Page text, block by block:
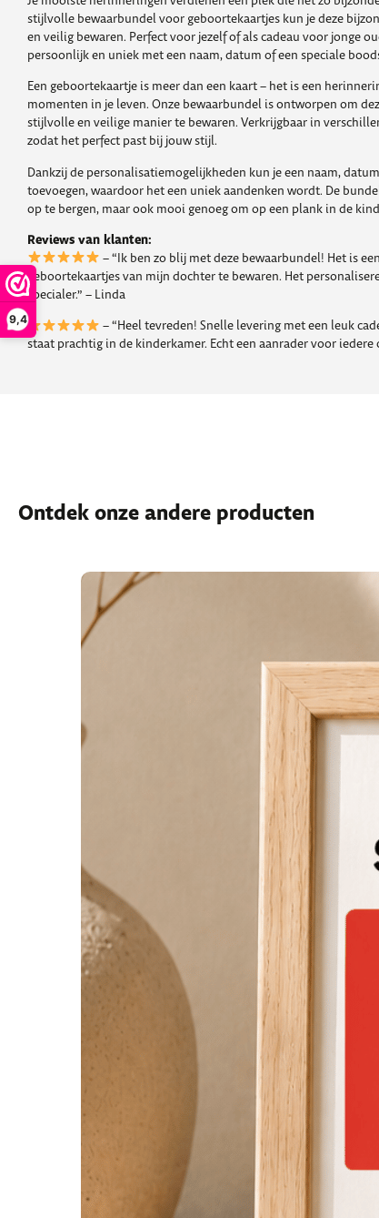
9,4
stijlvolle bewaarbundel voor geboortekaartjes kun je deze
en veilig bewaren. Perfect voor jezelf of als cadeau voor jonge
persoonlijk en uniek met een naam, datum of een speciale
Een geboortekaartje is meer dan een kaart – het is een
momenten in je leven. Onze bewaarbundel is ontworpen om
stijlvolle en veilige manier te bewaren. Verkrijgbaar in
zodat het perfect past bij jouw stijl.
Dankzij de personalisatiemogelijkheden kun je een naam,
toevoegen, waardoor het een uniek aandenken wordt. De
op te bergen, maar ook mooi genoeg om op een plank in de
Reviews van klanten:
– “Ik ben zo blij met deze bewaarbundel! Het is
geboortekaartjes van mijn dochter te bewaren. Het
specialer.” – Linda
– “Heel tevreden! Snelle levering met een leuk
staat prachtig in de kinderkamer. Echt een aanrader voor iedere
Ontdek onze andere producten